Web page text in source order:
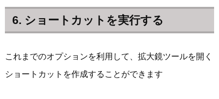
6. ショートカットを実行する
これまでのオプションを利用して、拡大鏡ツールを開く
ショートカットを作成することができます